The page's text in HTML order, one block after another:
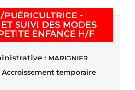
PUÉRICULTRICE -
SUIVI DES MODES
ENFANCE H/F
: MARIGNIER
Accroissement temporaire